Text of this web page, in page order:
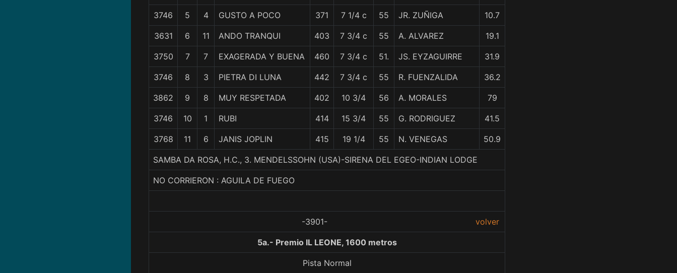
3746 5 4 GUSTO A POCO 371 7 1/4 c 55 JR. ZUÑIGA 10.7
3631 6 11 ANDO TRANQUI 403 7 3/4 c 55 A. ALVAREZ 19.1
3750 7 7 EXAGERADA Y BUENA 460 7 3/4 c 51. JS. EYZAGUIRRE 31.9
3746 8 3 PIETRA DI LUNA 442 7 3/4 c 55 R. FUENZALIDA 36.2
3862 9 8 MUY RESPETADA 402 10 3/4 56 A. MORALES 79
3746 10 1 RUBI 414 15 3/4 55 G. RODRIGUEZ 41.5
3768 11 6 JANIS JOPLIN 415 19 1/4 55 N. VENEGAS 50.9
SAMBA DA ROSA, H.C., 3. MENDELSSOHN (USA)-SIRENA DEL EGEO-INDIAN LODGE
NO CORRIERON : AGUILA DE FUEGO
-3901- volver
5a.- Premio IL LEONE, 1600 metros
Pista Normal